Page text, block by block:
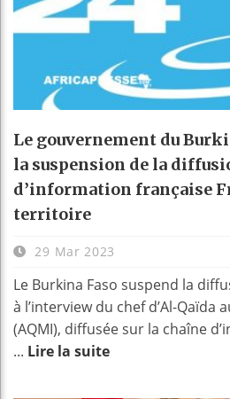
Le gouvernement du
la suspension de la
d’information française
territoire
29 Mar 2023
Le Burkina Faso suspend la
à l’interview du chef d’Al-Qaïda
(AQMI), diffusée sur la chaîne
... Lire la suite